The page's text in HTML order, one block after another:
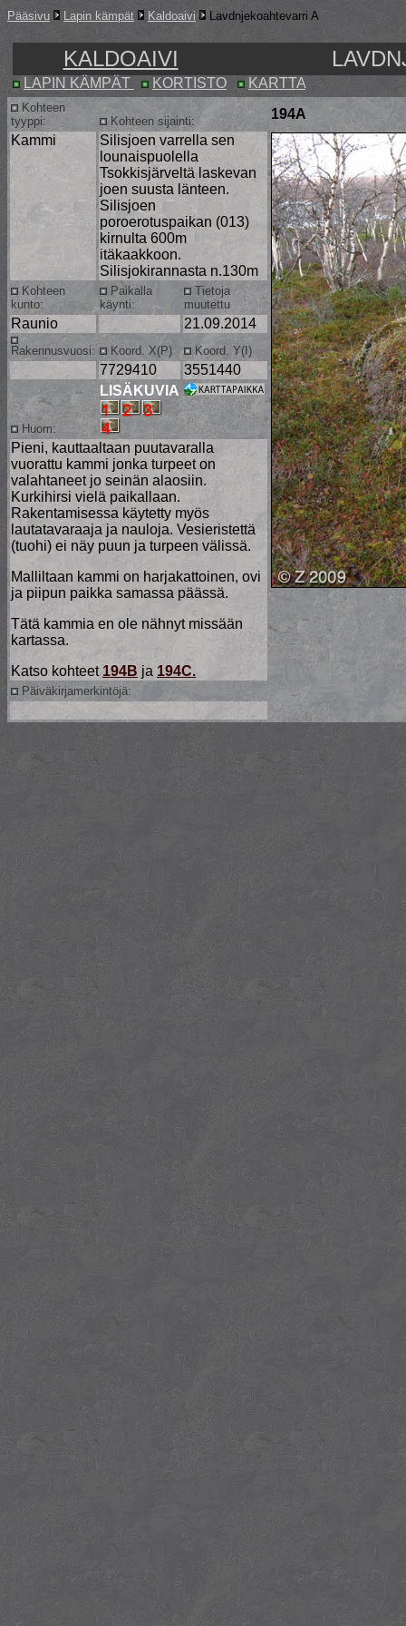
Pääsivu Lapin kämpät Kaldoaivi Lavdnjekoahtevarri A
KALDOAIVI
LAPIN KÄMPÄT KORTISTO KARTTA
Kohteen
tyyppi:
Kohteen sijainti:
194A
Kammi
Silisjoen varrella sen
lounaispuolella
Tsokkisjärveltä laskevan
joen suusta länteen.
Silisjoen
poroerotuspaikan (013)
kirnulta 600m
itäkaakkoon.
Silisjokirannasta n.130m
Kohteen
kunto:
Paikalla
käynti:
Tietoja
muutettu
Raunio 21.09.2014
Rakennusvuosi: Koord. X(P) Koord. Y(I)
7729410 3551440
Huom:
LISÄKUVIA
Pieni, kauttaaltaan puutavaralla
vuorattu kammi jonka turpeet on
valahtaneet jo seinän alaosiin.
Kurkihirsi vielä paikallaan.
Rakentamisessa käytetty myös
lautatavaraaja ja nauloja. Vesieristettä
(tuohi) ei näy puun ja turpeen välissä.
Malliltaan kammi on harjakattoinen, ovi
ja piipun paikka samassa päässä.
Tätä kammia en ole nähnyt missään
kartassa.
Katso kohteet 194B ja 194C.
Päiväkirjamerkintöjä: